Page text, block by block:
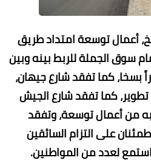
أعمال توسعة امتداد طريق
سوق الجملة للربط بينه وبين
بسخا، كما تفقد شارع جيهان،
كما تفقد شارع الجيش
تتم به من أعمال توسعة، وتفقد
على التزام السائقين
لعدد من المواطنين.